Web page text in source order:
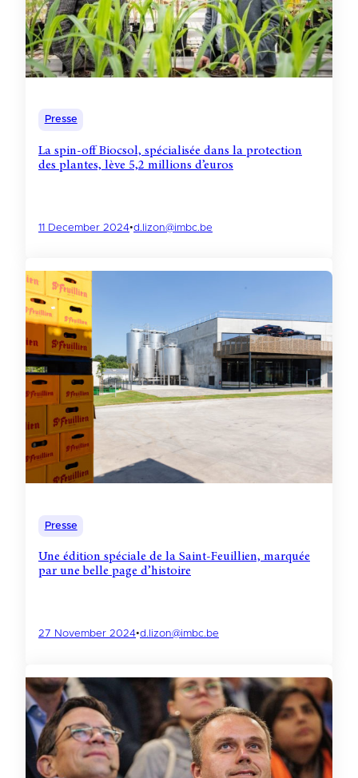
Presse
La spin-off Biocsol, spécialisée dans la protection
des plantes, lève 5,2 millions d’euros
11 December 2024•d.lizon@imbc.be
Presse
Une édition spéciale de la Saint-Feuillien, marquée
par une belle page d’histoire
27 November 2024•d.lizon@imbc.be